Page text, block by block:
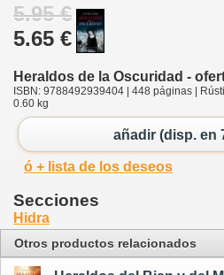
5.95 €
5.65 €
Heraldos de la Oscuridad -
ISBN: 9788492939404 | 448 páginas |
0.60 kg
añadir (disp. en
ó + lista de los deseos
Secciones
Hidra
Otros productos relacionados